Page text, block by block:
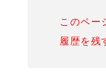
このペー
履歴を残